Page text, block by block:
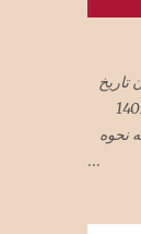
تاریخ
تاریخ شهادت: 30 دی 1402
نحوه